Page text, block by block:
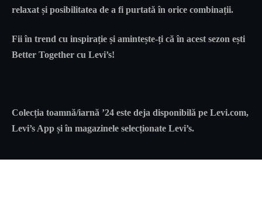
relaxat și posibilitatea de a fi purtată în orice combinații.
Fii în trend cu inspirație și amintește-ți că în acest sezon ești
Better Together cu Levi’s!
Colecția toamnă/iarnă ’24 este deja disponibilă pe Levi.com,
Levi’s App și în magazinele selecționate Levi’s.